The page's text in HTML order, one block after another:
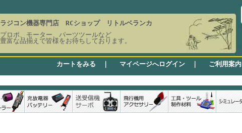
ラジコン機器専門店 RCショップ リトルベランカ
プロポ、モーター、パーツツールなど
豊富な品揃えで皆様をお待ちしております。
カートをみる マイページへログイン ご利用案内